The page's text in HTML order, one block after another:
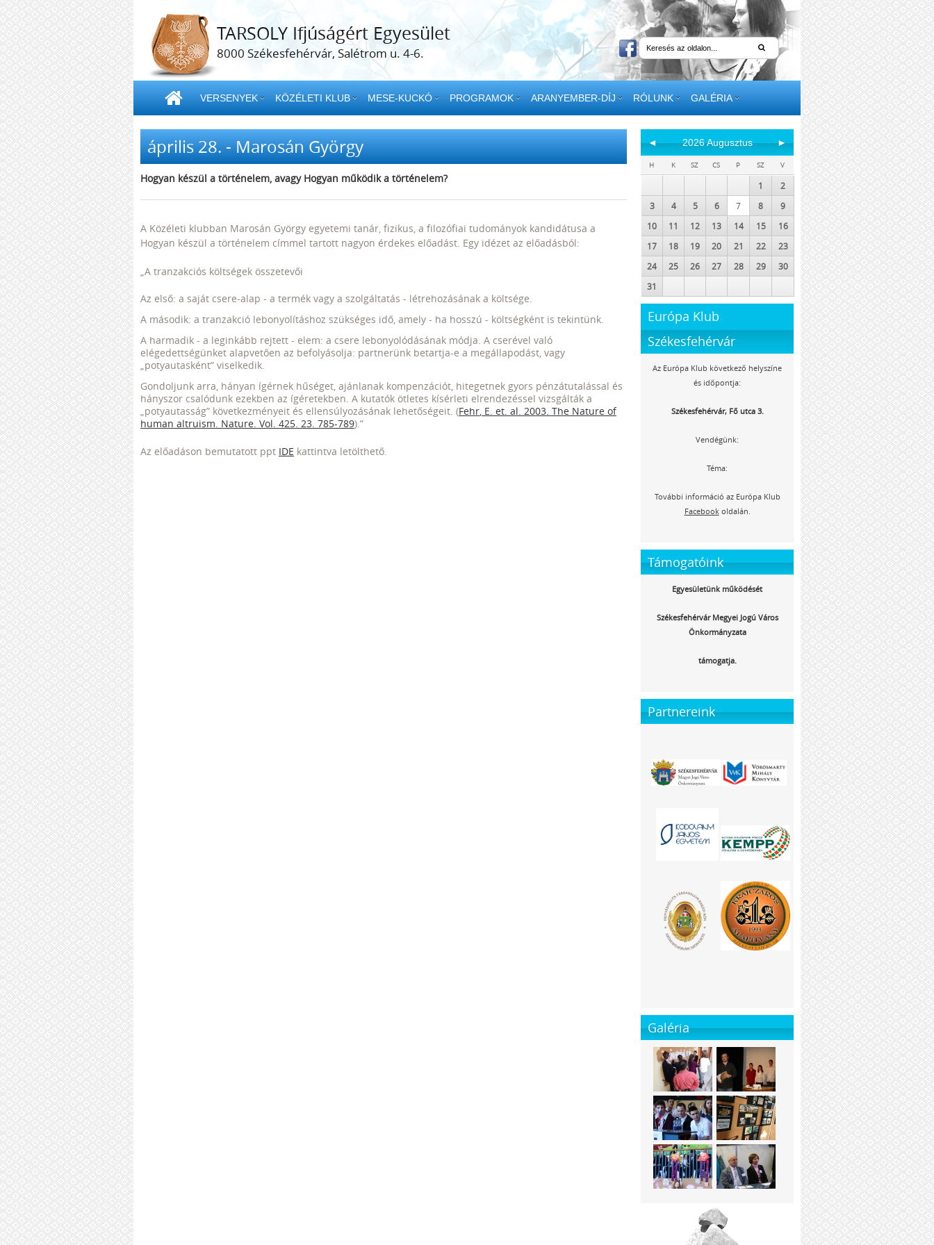
TARSOLY Ifjúságért Egyesület
8000 Székesfehérvár, Salétrom u. 4-6.
VERSENYEK KÖZÉLETI KLUB MESE-KUCKÓ PROGRAMOK ARANYEMBER-DÍJ RÓLUNK GALÉRIA
április 28. - Marosán György
Hogyan készül a történelem, avagy Hogyan működik a történelem?
A Közéleti klubban Marosán György egyetemi tanár, fizikus, a filozófiai tudományok kandidátusa a
Hogyan készül a történelem címmel tartott nagyon érdekes előadást. Egy idézet az előadásból:
„A tranzakciós költségek összetevői
Az első: a saját csere-alap - a termék vagy a szolgáltatás - létrehozásának a költsége.
A második: a tranzakció lebonyolításhoz szükséges idő, amely - ha hosszú - költségként is tekintünk.
A harmadik - a leginkább rejtett - elem: a csere lebonyolódásának módja. A cserével való
elégedettségünket alapvetően az befolyásolja: partnerünk betartja-e a megállapodást, vagy
„potyautasként” viselkedik.
Gondoljunk arra, hányan ígérnek hűséget, ajánlanak kompenzációt, hitegetnek gyors pénzátutalással és
hányszor csalódunk ezekben az ígéretekben. A kutatók ötletes kísérleti elrendezéssel vizsgálták a
„potyautasság” következményeit és ellensúlyozásának lehetőségeit. (Fehr, E. et. al. 2003. The Nature of
human altruism. Nature. Vol. 425. 23. 785-789).”
Az előadáson bemutatott ppt IDE kattintva letölthető.
◄ 2026 Augusztus ►
H K SZ CS P SZ V
1
2
3
4 5 6 7 8
9
10
11 12 13 14 15
16
17
18 19 20 21 22
23
24
25 26 27 28 29
30
31
Európa Klub
Székesfehérvár
Az Európa Klub következő helyszíne
és időpontja:
Székesfehérvár, Fő utca 3.
Vendégünk:
Téma:
További információ az Európa Klub
Facebookoldalán.
Támogatóink
Egyesületünk működését
Székesfehérvár Megyei Jogú Város
Önkormányzata
támogatja.
Partnereink
Galéria